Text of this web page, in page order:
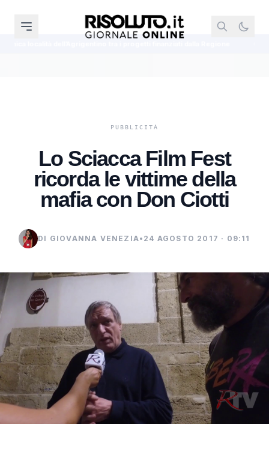
Lo Sciacca Film Fest
ricorda le vittime della
mafia con Don Ciotti
DI GIOVANNA VENEZIA• 24 AGOSTO 2017 · 09:11